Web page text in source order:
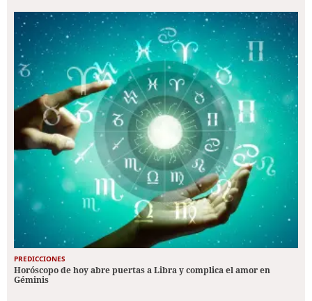
PREDICCIONES
Horóscopo de hoy abre puertas a Libra y complica el amor en
Géminis